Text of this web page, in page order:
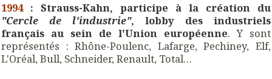
1994: Strauss-Kahn, participe à la création du
"Cercle de l'industrie", lobby des industriels
français au sein de l'Union européenne. Y sont
représentés : Rhône-Poulenc, Lafarge, Pechiney, Elf,
L'Oréal, Bull, Schneider, Renault, Total…